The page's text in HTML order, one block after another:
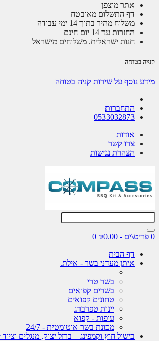
אתר מוצפן
דף התשלום מאובטח
משלוח מהיר בתוך 14 ימי עבודה
החזרות עד 14 יום חינם
חנות ישראלית. משלוחים מישראל
קנייה בטוחה
מידע נוסף על שירות קניה בטוחה
התחברות
0533032873
אודות
צרו קשר
הצהרת נגישות
0 פריט\ים - ₪0.00
0
דף הבית
איתן מעדני בשר - אילת.
בשר טרי
בשרים קפואים
טחונים קפואים
יינות טפרברג
עופות - קפוא
מכונת בשר אוטומטית - 24/7
בישול חוץ וקמפינג – ברזל יצוק, מנגלים וציוד Outdoor